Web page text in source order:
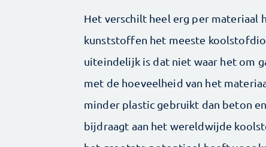
Het verschilt heel erg per materiaal
kunststoffen het meeste
uiteindelijk is dat niet waar het om
met de hoeveelheid van het
minder plastic gebruikt dan beton
bijdraagt aan het wereldwijde